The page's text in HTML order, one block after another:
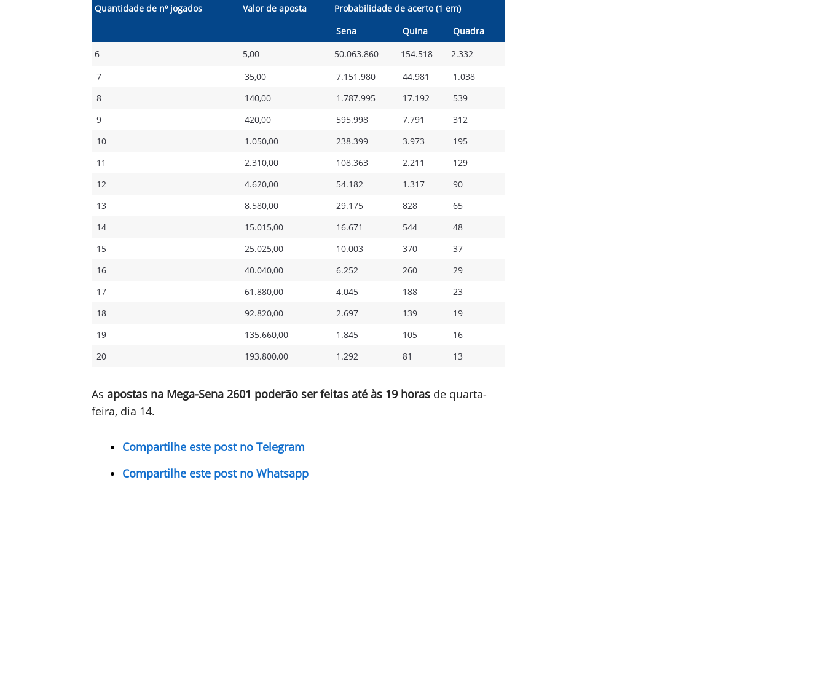
Quantidade de nº jogados Valor de aposta
Probabilidade de acerto (1 em)
Sena
Quina
Quadra
6
5,00 50.063.860 154.518
2.332
7
35,00 7.151.980 44.981
1.038
8
140,00 1.787.995 17.192
539
9
420,00 595.998 7.791
312
10
1.050,00 238.399 3.973
195
11
2.310,00 108.363 2.211
129
12
4.620,00 54.182 1.317
90
13
8.580,00 29.175 828
65
14
15.015,00 16.671 544
48
15
25.025,00 10.003 370
37
16
40.040,00 6.252 260
29
17
61.880,00 4.045 188
23
18
92.820,00 2.697 139
19
19
135.660,00 1.845 105
16
20
193.800,00 1.292 81 13​
As apostas na Mega-Sena 2601 poderão ser feitas até às 19 horas de quarta-
feira, dia 14.
Compartilhe este post no Telegram
Compartilhe este post no Whatsapp